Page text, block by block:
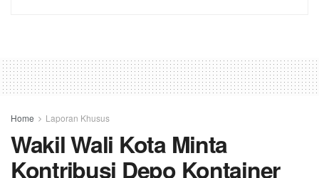
Home Laporan Khusus
Wakil Wali Kota Minta
Kontribusi Depo Kontainer